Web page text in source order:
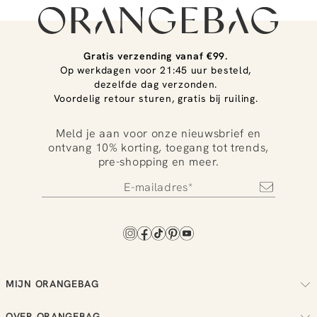
Gratis verzending vanaf €99.
Op werkdagen voor 21:45 uur besteld,
dezelfde dag verzonden.
Voordelig retour sturen, gratis bij ruiling.
Meld je aan voor onze nieuwsbrief en
ontvang 10% korting, toegang tot trends,
pre-shopping en meer.
MIJN ORANGEBAG